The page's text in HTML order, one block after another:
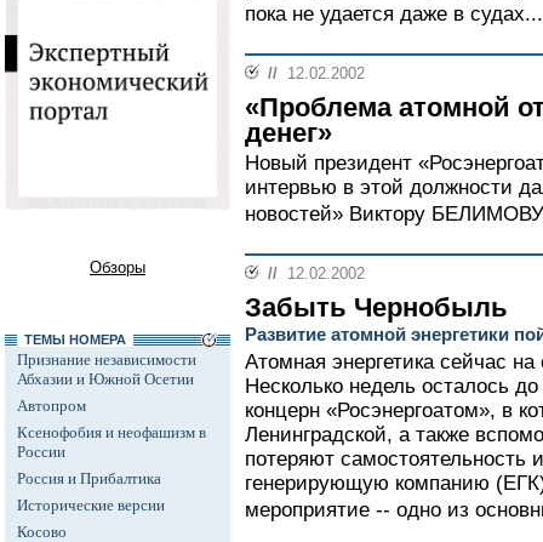
Обзоры
ТЕМЫ НОМЕРА
Признание независимости
Абхазии и Южной Осетии
Автопром
Ксенофобия и неофашизм в
России
Россия и Прибалтика
Исторические версии
Косово
пока не удается даже в судах...
// 12.02.2002
«Проблема атомной
денег»
Новый президент
интервью в этой должности
новостей» Виктору
// 12.02.2002
Забыть Чернобыль
Развитие атомной энергетики
Атомная энергетика сейчас
Несколько недель осталось до
концерн «Росэнергоатом», в
Ленинградской, а также
потеряют
генерирующую компанию
мероприятие -- одно из